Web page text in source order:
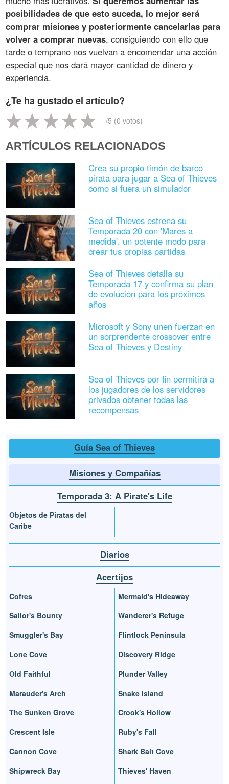
posibilidades de que esto suceda, lo mejor será
comprar misiones y posteriormente cancelarlas para
volver a comprar nuevas, consiguiendo con ello que
tarde o temprano nos vuelvan a encomendar una acción
especial que nos dará mayor cantidad de dinero y
experiencia.
¿Te ha gustado el artículo?
-/5 (0 votos)
ARTÍCULOS RELACIONADOS
Crea su propio timón de barco
pirata para jugar a Sea of Thieves
como si fuera un simulador
Sea of Thieves estrena su
Temporada 20 con 'Mares a
medida', un potente modo para
crear tus propias partidas
Sea of Thieves detalla su
Temporada 17 y confirma su plan
de evolución para los próximos
años
Microsoft y Sony unen fuerzan en
un sorprendente crossover entre
Sea of Thieves y Destiny
Sea of Thieves por fin permitirá a
los jugadores de los servidores
privados obtener todas las
recompensas
Guía Sea of Thieves
Misiones y Compañías
Temporada 3: A Pirate's Life
Objetos de Piratas del
Caribe
Diarios
Acertijos
Cofres
Sailor's Bounty
Smuggler's Bay
Lone Cove
Old Faithful
Marauder's Arch
The Sunken Grove
Crescent Isle
Cannon Cove
Shipwreck Bay
Mermaid's Hideaway
Wanderer's Refuge
Flintlock Peninsula
Discovery Ridge
Plunder Valley
Snake Island
Crook's Hollow
Ruby's Fall
Shark Bait Cove
Thieves' Haven